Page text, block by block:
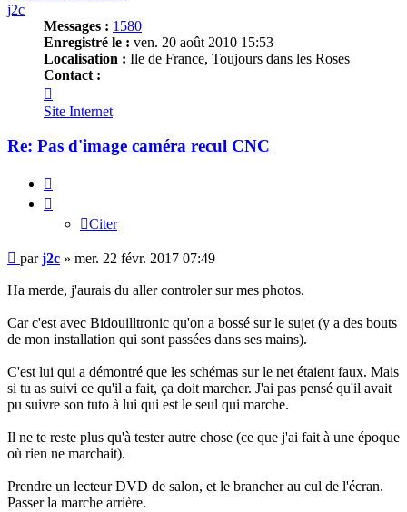
j2c
Messages : 1580
Enregistré le : ven. 20 août 2010 15:53
Localisation : Ile de France, Toujours dans les Roses
Contact :
j2c
Site Internet
Re: Pas d'image caméra recul CNC
Citer
Message
parj2c » mer. 22 févr. 2017 07:49
Ha merde, j'aurais du aller controler sur mes photos.
Car c'est avec Bidouilltronic qu'on a bossé sur le sujet (y a des bouts
de mon installation qui sont passées dans ses mains).
C'est lui qui a démontré que les schémas sur le net étaient faux. Mais
si tu as suivi ce qu'il a fait, ça doit marcher. J'ai pas pensé qu'il avait
pu suivre son tuto à lui qui est le seul qui marche.
Il ne te reste plus qu'à tester autre chose (ce que j'ai fait à une époque
où rien ne marchait).
Prendre un lecteur DVD de salon, et le brancher au cul de l'écran.
Passer la marche arrière.